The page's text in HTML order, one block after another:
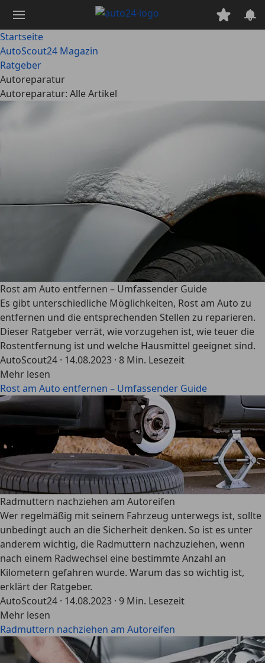
Hauptinhalt
springen
Startseite
AutoScout24 Magazin
Ratgeber
Autoreparatur
Autoreparatur: Alle Artikel
Rost am Auto entfernen – Umfassender Guide
Es gibt unterschiedliche Möglichkeiten, Rost am Auto zu
entfernen und die entsprechenden Stellen zu reparieren.
Dieser Ratgeber verrät, wie vorzugehen ist, wie teuer die
Rostentfernung ist und welche Hausmittel geeignet sind.
AutoScout24 · 14.08.2023 · 8 Min. Lesezeit
Mehr lesen
Rost am Auto entfernen – Umfassender Guide
Radmuttern nachziehen am Autoreifen
Wer regelmäßig mit seinem Fahrzeug unterwegs ist, sollte
unbedingt auch an die Sicherheit denken. So ist es unter
anderem wichtig, die Radmuttern nachzuziehen, wenn
nach einem Radwechsel eine bestimmte Anzahl an
Kilometern gefahren wurde. Warum das so wichtig ist,
erklärt der Ratgeber.
AutoScout24 · 14.08.2023 · 9 Min. Lesezeit
Mehr lesen
Radmuttern nachziehen am Autoreifen